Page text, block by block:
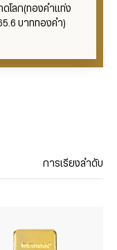
โลก(ทองคำแท่ง
บาททองคำ)
การเรียงลำดับ